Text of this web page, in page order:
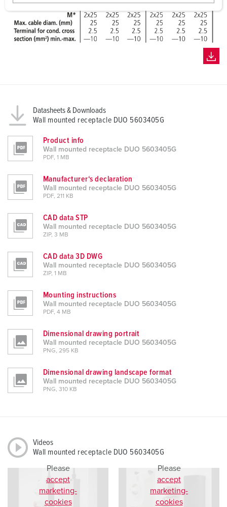
w
h
l
Datasheets & Downloads
Wall mounted receptacle DUO 5603405G
Product info
Wall mounted receptacle DUO 5603405G
PDF, 1 MB
Manufacturer‘s declaration
Wall mounted receptacle DUO 5603405G
PDF, 211 KB
CAD data STP
Wall mounted receptacle DUO 5603405G
ZIP, 3 MB
CAD data 3D DWG
Wall mounted receptacle DUO 5603405G
ZIP, 1 MB
Mounting instructions
Wall mounted receptacle DUO 5603405G
PDF, 4 MB
Dimensional drawing portrait
Wall mounted receptacle DUO 5603405G
PNG, 295 KB
Dimensional drawing landscape format
Wall mounted receptacle DUO 5603405G
PNG, 310 KB
Videos
Wall mounted receptacle DUO 5603405G
Please
accept
marketing-
cookies
Please
accept
marketing-
cookies